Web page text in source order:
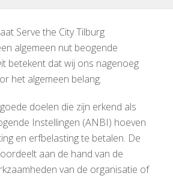
Serve the City Tilburg
algemeen nut beogende
betekent dat wij ons nagenoeg
het algemeen belang.
doelen die zijn erkend als
Instellingen (ANBI) hoeven
en erfbelasting te betalen. De
aan de hand van de
van de organisatie of